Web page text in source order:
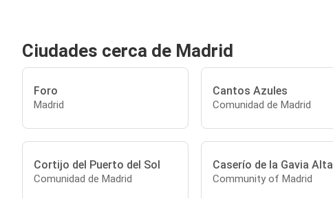
Ciudades cerca de Madrid
Foro
Madrid
Cantos Azules
Comunidad de Madrid
Cortijo del Puerto del Sol
Comunidad de Madrid
Caserío de la Gavia Alta
Community of Madrid